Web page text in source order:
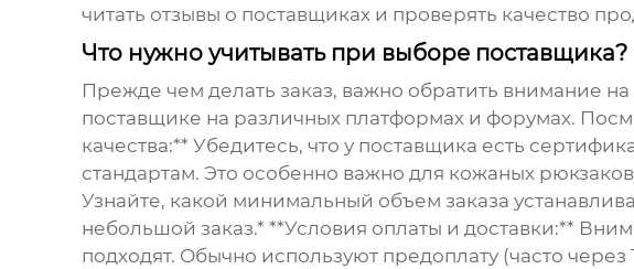
читать отзывы о поставщиках и проверять качество
Что нужно учитывать при выборе поставщика?
Прежде чем делать заказ, важно обратить внимание
поставщике на различных платформах и форумах.
качества:** Убедитесь, что у поставщика есть
стандартам. Это особенно важно для кожаных рюкзаков
Узнайте, какой минимальный объем заказа
небольшой заказ.* **Условия оплаты и доставки:**
подходят. Обычно используют предоплату (часто